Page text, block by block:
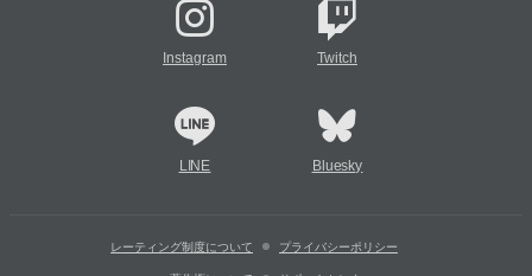
Instagram Twitch
LINE Bluesky
レーティング制度について プライバシーポリシー